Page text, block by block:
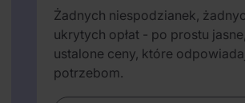
Żadnych niespodzianek,
ukrytych opłat - po prostu
ustalone ceny, które
potrzebom.